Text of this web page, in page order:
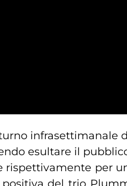
infrasettimanale
esultare il
rispettivamente per